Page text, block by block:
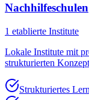
Nachhilfeschulen
1 etablierte Institute
Lokale Institute mit
strukturierten
Strukturiertes